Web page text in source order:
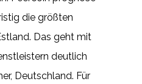
die größten
Das geht mit
deutlich
Deutschland. Für